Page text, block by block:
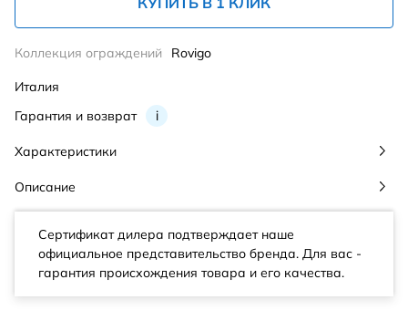
Гарантия и возврат i
Коллекция ограждений Rovigo
Италия
Характеристики
Описание
Сертификат дилера подтверждает наше
официальное представительство бренда. Для вас -
гарантия происхождения товара и его качества.